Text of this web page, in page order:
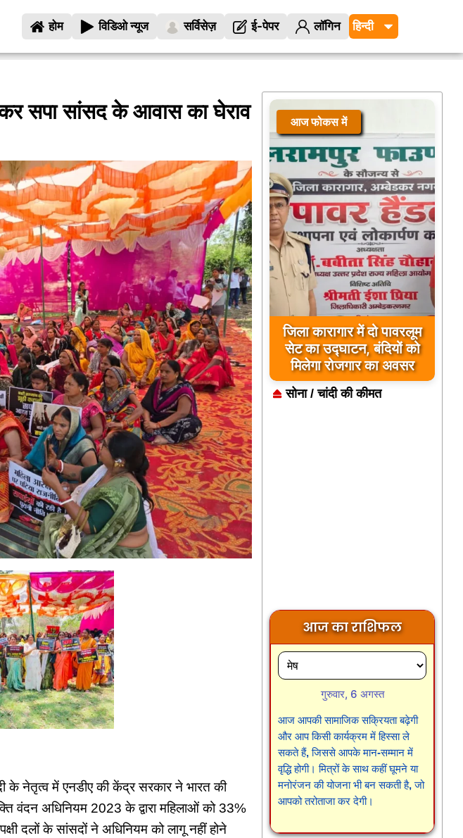
होम विडिओ न्यूज सर्विसेज़ ई-पेपर लॉगिन
सपा सांसद के आवास का घेराव
के नेतृत्व में एनडीए की केंद्र सरकार ने भारत की
वंदन अधिनियम 2023 के द्वारा महिलाओं को 33%
दलों के सांसदों ने अधिनियम को लागू नहीं होने
आज फोकस में
जिला कारागार में दो पावरलूम
सेट का उद्घाटन, बंदियों को
मिलेगा रोजगार का अवसर
सोना / चांदी की कीमत
आज का राशिफल
गुरुवार, 6 अगस्त
आज आपकी सामाजिक सक्रियता बढ़ेगी
और आप किसी कार्यक्रम में हिस्सा ले
सकते हैं, जिससे आपके मान-सम्मान में
वृद्धि होगी। मित्रों के साथ कहीं घूमने या
मनोरंजन की योजना भी बन सकती है, जो
आपको तरोताजा कर देगी।